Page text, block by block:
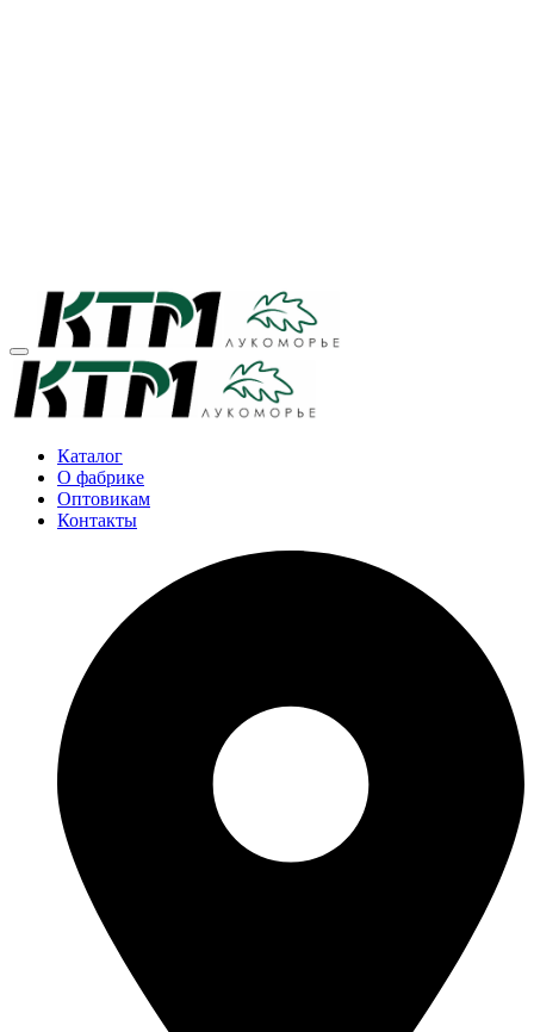
Каталог
О фабрике
Оптовикам
Контакты